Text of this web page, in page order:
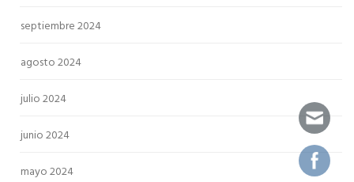
septiembre 2024
agosto 2024
julio 2024
junio 2024
mayo 2024